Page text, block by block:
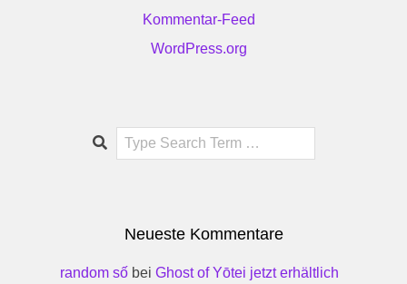
Kommentar-Feed
WordPress.org
Search
Neueste Kommentare
random sốbei Ghost of Yōtei jetzt erhältlich